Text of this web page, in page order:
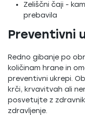
Zeliščni čaji -
prebavila
Preventivni
Redno gibanje po
količinam hrane in
preventivni ukrepi.
krči, krvavitvah ali
posvetujte z
zdravljenje.